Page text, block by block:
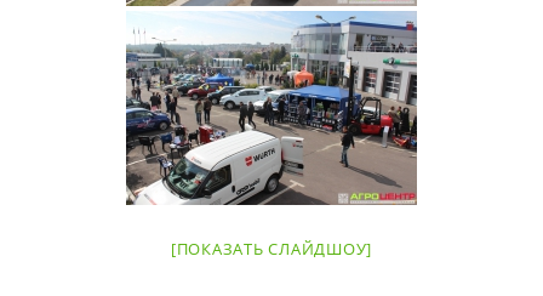
[ПОКАЗАТЬ СЛАЙДШОУ]